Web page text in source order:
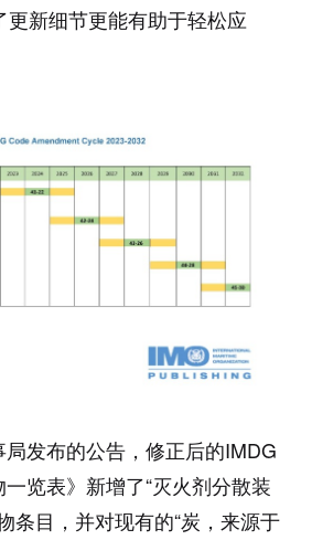
更新细节更能有助于轻松应
发布的公告，修正后的IMDG
览表》新增了“灭火剂分散装
条目，并对现有的“炭，来源于